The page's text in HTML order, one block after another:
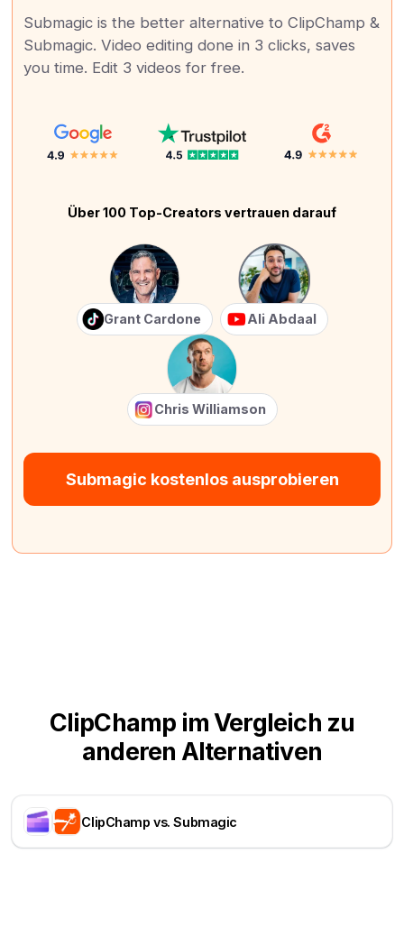
Submagic is the better alternative to ClipChamp &
Submagic. Video editing done in 3 clicks, saves
you time. Edit 3 videos for free.
Über 100 Top-Creators vertrauen darauf
Grant Cardone Ali Abdaal
Chris Williamson
Submagic kostenlos ausprobieren
ClipChamp im Vergleich zu
anderen Alternativen
ClipChamp vs. Submagic